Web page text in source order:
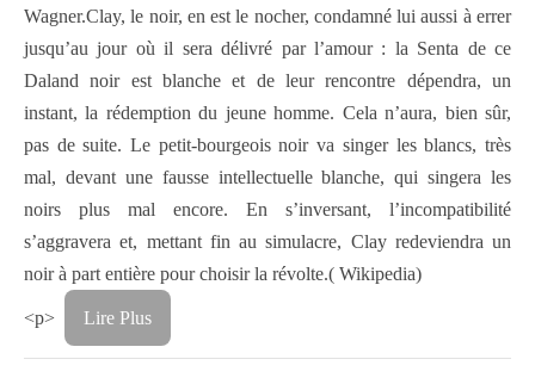
Wagner.Clay, le noir, en est le nocher, condamné lui aussi à errer
jusqu’au jour où il sera délivré par l’amour : la Senta de ce
Daland noir est blanche et de leur rencontre dépendra, un
instant, la rédemption du jeune homme. Cela n’aura, bien sûr,
pas de suite. Le petit-bourgeois noir va singer les blancs, très
mal, devant une fausse intellectuelle blanche, qui singera les
noirs plus mal encore. En s’inversant, l’incompatibilité
s’aggravera et, mettant fin au simulacre, Clay redeviendra un
noir à part entière pour choisir la révolte.( Wikipedia)
<p> Lire Plus